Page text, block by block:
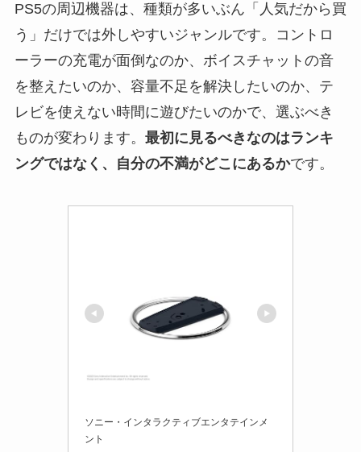
PS5の周辺機器は、種類が多いぶん「人気だから買
う」だけでは外しやすいジャンルです。コントロ
ーラーの充電が面倒なのか、ボイスチャットの音
を整えたいのか、容量不足を解決したいのか、テ
レビを使えない時間に遊びたいのかで、選ぶべき
ものが変わります。 最初に見るべきなのはランキ
ングではなく、自分の不満がどこにあるかです。
ソニー・インタラクティブエンタテインメ
ント